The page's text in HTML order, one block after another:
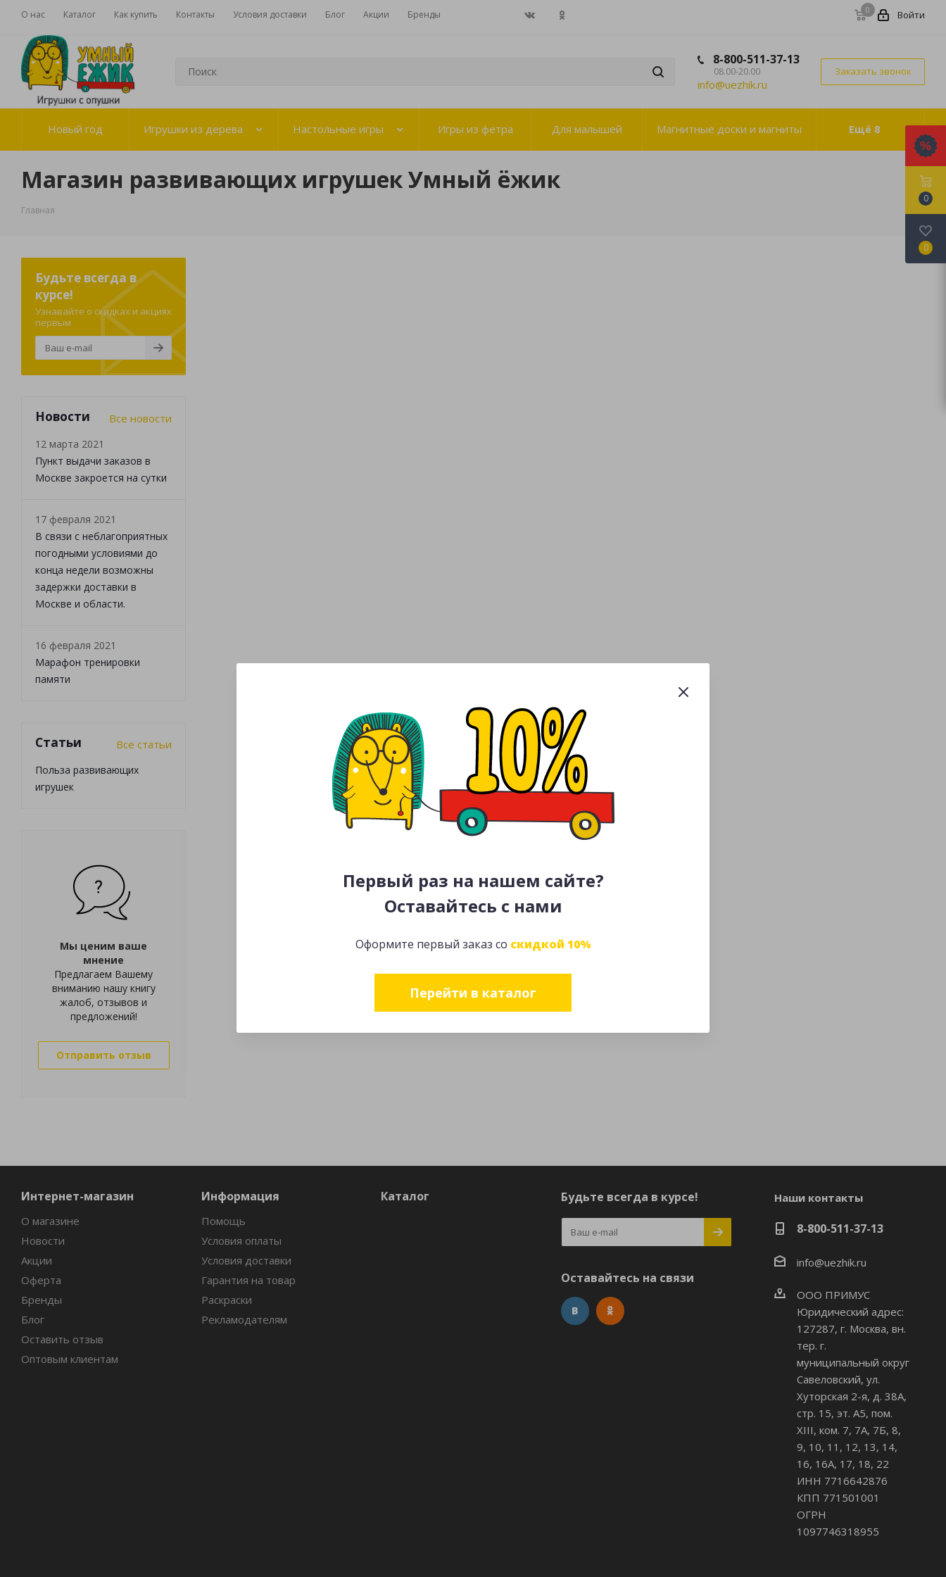
Первый раз на нашем сайте?
Оставайтесь с нами
Оформите первый заказ со скидкой 10%
Перейти в каталог
О нас Каталог Как купить Контакты Условия доставки Блог Акции Бренды 0 Войти
8-800-511-37-13
08.00-20.00
info@uezhik.ru
Заказать звонок
Новый год Игрушки из дерева Настольные игры Игры из фетра Для малышей Магнитные доски и магниты Ещё 8
Магазин развивающих игрушек Умный ёжик
Главная
Будьте всегда в
курсе!
Узнавайте о скидках и акциях
первым
Новости Все новости
12 марта 2021
Пункт выдачи заказов в
Москве закроется на сутки
17 февраля 2021
В связи с неблагоприятных
погодными условиями до
конца недели возможны
задержки доставки в
Москве и области.
16 февраля 2021
Марафон тренировки
памяти
Статьи Все статьи
Польза развивающих
игрушек
Мы ценим ваше
мнение
Предлагаем Вашему
вниманию нашу книгу
жалоб, отзывов и
предложений!
Отправить отзыв
Интернет-магазин
О магазине
Новости
Акции
Оферта
Бренды
Блог
Оставить отзыв
Оптовым клиентам
Информация
Помощь
Условия оплаты
Условия доставки
Гарантия на товар
Раскраски
Рекламодателям
Каталог Будьте всегда в курсе!
Оставайтесь на связи
Наши контакты
8-800-511-37-13
info@uezhik.ru
ООО ПРИМУС
Юридический адрес:
127287, г. Москва, вн.
тер. г.
муниципальный округ
Савеловский, ул.
Хуторская 2-я, д. 38А,
стр. 15, эт. А5, пом.
XIII, ком. 7, 7А, 7Б, 8,
9, 10, 11, 12, 13, 14,
16, 16А, 17, 18, 22
ИНН 7716642876
КПП 771501001
ОГРН
1097746318955
0
0